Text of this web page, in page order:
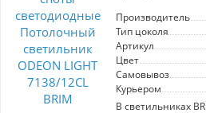
Производитель
Тип цоколя
Артикул
Цвет
Самовывоз
Курьером
В светильниках